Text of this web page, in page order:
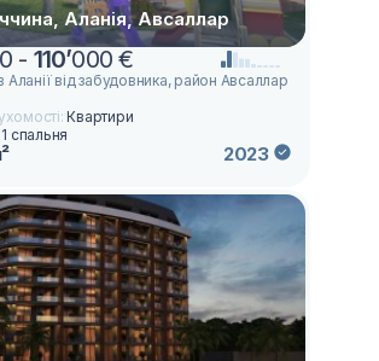
Аланія, Авсаллар
- 110’000 €
Аланії вiд забудовника, район Авсаллар
Квартири
1 спальня
2023